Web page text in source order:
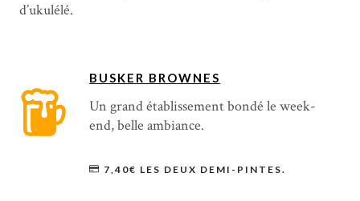
d’ukulélé.
BUSKER BROWNES
Un grand établissement bondé le week-
end, belle ambiance.
7,40€ LES DEUX DEMI-PINTES.